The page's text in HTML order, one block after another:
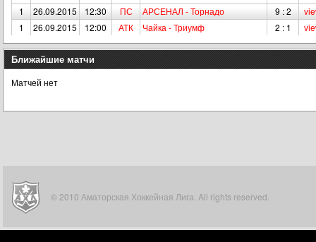
1
26.09.2015 12:30 ПС АРСЕНАЛ - Торнадо 9 : 2
1
26.09.2015 12:00 АТК Чайка - Триумф 2 : 1
Ближайшие матчи
Матчей нет
© 2010 Аматорская Хоккейная Лига. All rights reserved.